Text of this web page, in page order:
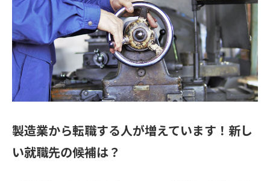
製造業から転職する人が増えています！新し
い就職先の候補は？